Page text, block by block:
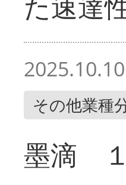
2025.10.10
その他業種
墨滴